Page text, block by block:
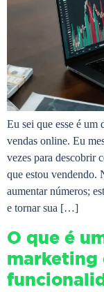
Eu sei que esse é um
vendas online. Eu
vezes para descobrir
que estou vendendo.
aumentar números;
e tornar sua […]
O que é
marketing